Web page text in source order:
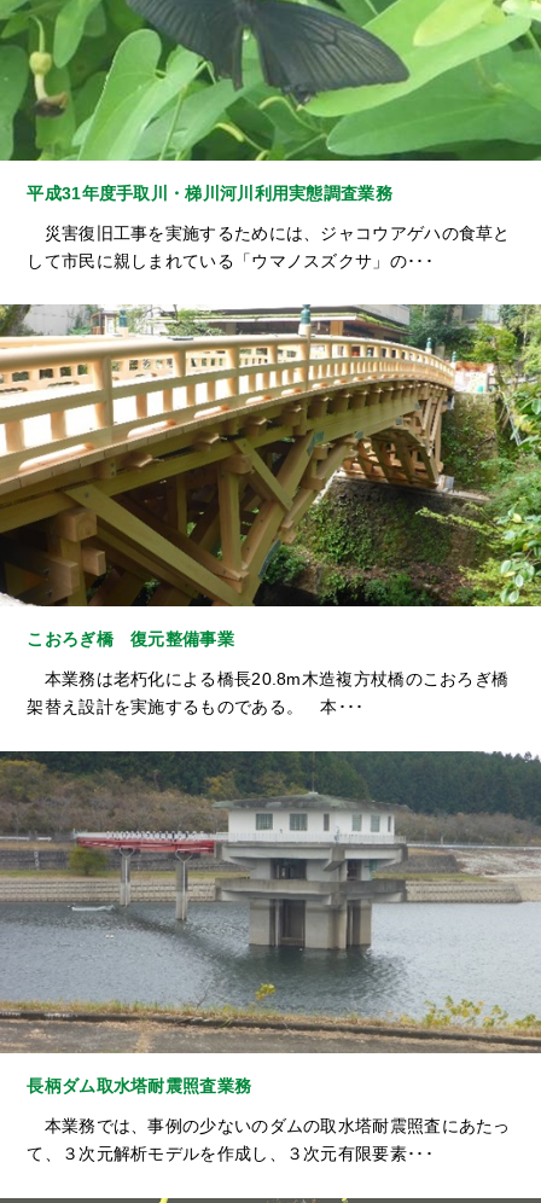
平成31年度手取川・梯川河川利用実態調査業務
災害復旧工事を実施するためには、ジャコウアゲハの食草と
して市民に親しまれている「ウマノスズクサ」の･･･
こおろぎ橋 復元整備事業
本業務は老朽化による橋長20.8m木造複方杖橋のこおろぎ橋
架替え設計を実施するものである。 本･･･
長柄ダム取水塔耐震照査業務
本業務では、事例の少ないのダムの取水塔耐震照査にあたっ
て、３次元解析モデルを作成し、３次元有限要素･･･